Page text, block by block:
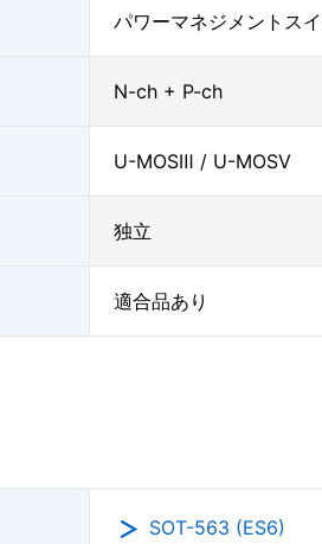
パワーマネジメントス
N-ch + P-ch
U-MOSⅢ / U-MOSⅤ
独立
適合品あり
SOT-563 (ES6)